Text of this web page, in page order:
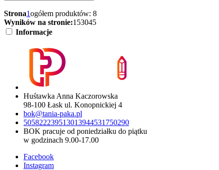
Strona1ogółem produktów: 8
Wyników na stronie:153045
Informacje
Huśtawka Anna Kaczorowska
98-100 Łask ul. Konopnickiej 4
bok@tania-paka.pl
505822239513013944531750290
BOK pracuje od poniedziałku do piątku
w godzinach 9.00-17.00
Facebook
Instagram